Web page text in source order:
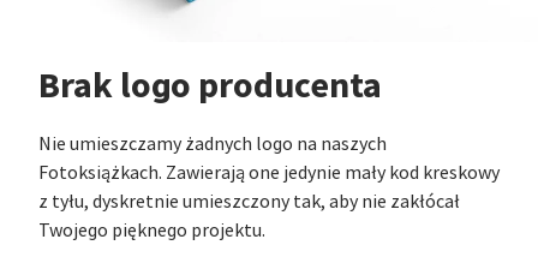
Brak logo producenta
Nie umieszczamy żadnych logo na naszych
Fotoksiążkach. Zawierają one jedynie mały kod kreskowy
z tyłu, dyskretnie umieszczony tak, aby nie zakłócał
Twojego pięknego projektu.